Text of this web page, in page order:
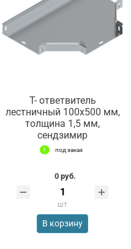
Т- ответвитель
лестничный 100х500 мм,
толщина 1,5 мм,
сендзимир
под заказ
0 руб.
шт
В корзину